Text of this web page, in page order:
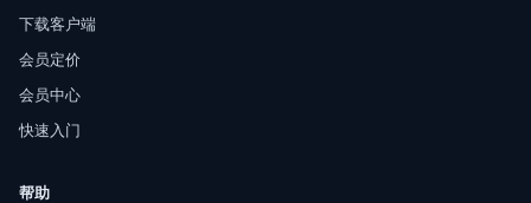
下载客户端
会员定价
会员中心
快速入门
帮助